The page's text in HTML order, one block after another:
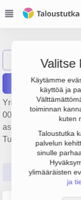
Valitse
Käytämme
käyttöä ja
toiminnan
kuten
Taloustutka
palvelun
sinulle
ylimääräisten
ja
Näytä haku J
Raportit
Yrityksen Oy Jet-
000 € ja
asuinkiinteistöjen
Turku. Yrityksen
Perustiedot